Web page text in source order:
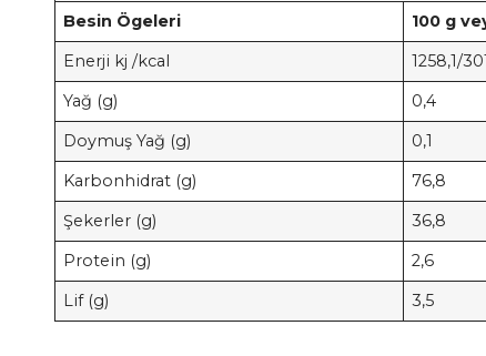
Besin Ögeleri
100 g
Enerji kj /kcal
1258,1/
Yağ (g)
0,4
Doymuş Yağ (g)
0,1
Karbonhidrat (g)
76,8
Şekerler (g)
36,8
Protein (g)
2,6
Lif (g)
3,5